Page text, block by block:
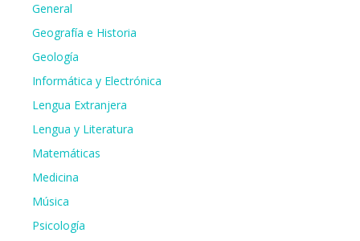
General
Geografía e Historia
Geología
Informática y Electrónica
Lengua Extranjera
Lengua y Literatura
Matemáticas
Medicina
Música
Psicología